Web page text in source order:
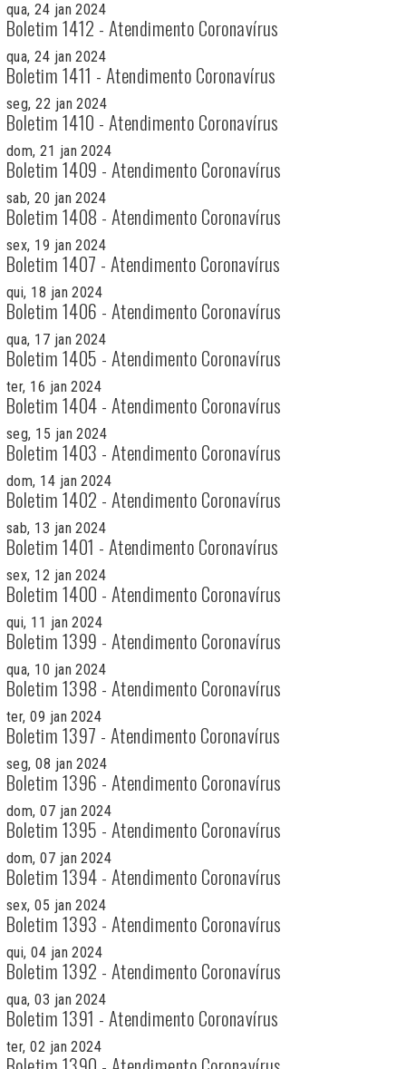
qua, 24 jan 2024
Boletim 1412 - Atendimento Coronavírus
qua, 24 jan 2024
Boletim 1411 - Atendimento Coronavírus
seg, 22 jan 2024
Boletim 1410 - Atendimento Coronavírus
dom, 21 jan 2024
Boletim 1409 - Atendimento Coronavírus
sab, 20 jan 2024
Boletim 1408 - Atendimento Coronavírus
sex, 19 jan 2024
Boletim 1407 - Atendimento Coronavírus
qui, 18 jan 2024
Boletim 1406 - Atendimento Coronavírus
qua, 17 jan 2024
Boletim 1405 - Atendimento Coronavírus
ter, 16 jan 2024
Boletim 1404 - Atendimento Coronavírus
seg, 15 jan 2024
Boletim 1403 - Atendimento Coronavírus
dom, 14 jan 2024
Boletim 1402 - Atendimento Coronavírus
sab, 13 jan 2024
Boletim 1401 - Atendimento Coronavírus
sex, 12 jan 2024
Boletim 1400 - Atendimento Coronavírus
qui, 11 jan 2024
Boletim 1399 - Atendimento Coronavírus
qua, 10 jan 2024
Boletim 1398 - Atendimento Coronavírus
ter, 09 jan 2024
Boletim 1397 - Atendimento Coronavírus
seg, 08 jan 2024
Boletim 1396 - Atendimento Coronavírus
dom, 07 jan 2024
Boletim 1395 - Atendimento Coronavírus
dom, 07 jan 2024
Boletim 1394 - Atendimento Coronavírus
sex, 05 jan 2024
Boletim 1393 - Atendimento Coronavírus
qui, 04 jan 2024
Boletim 1392 - Atendimento Coronavírus
qua, 03 jan 2024
Boletim 1391 - Atendimento Coronavírus
ter, 02 jan 2024